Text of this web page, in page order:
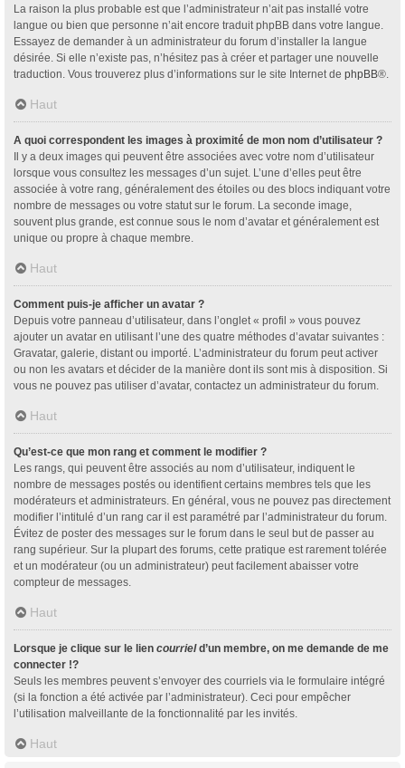
La raison la plus probable est que l’administrateur n’ait pas installé votre
langue ou bien que personne n’ait encore traduit phpBB dans votre langue.
Essayez de demander à un administrateur du forum d’installer la langue
désirée. Si elle n’existe pas, n’hésitez pas à créer et partager une nouvelle
traduction. Vous trouverez plus d’informations sur le site Internet de phpBB®.
Haut
A quoi correspondent les images à proximité de mon nom d’utilisateur ?
Il y a deux images qui peuvent être associées avec votre nom d’utilisateur
lorsque vous consultez les messages d’un sujet. L’une d’elles peut être
associée à votre rang, généralement des étoiles ou des blocs indiquant votre
nombre de messages ou votre statut sur le forum. La seconde image,
souvent plus grande, est connue sous le nom d’avatar et généralement est
unique ou propre à chaque membre.
Haut
Comment puis-je afficher un avatar ?
Depuis votre panneau d’utilisateur, dans l’onglet « profil » vous pouvez
ajouter un avatar en utilisant l’une des quatre méthodes d’avatar suivantes :
Gravatar, galerie, distant ou importé. L’administrateur du forum peut activer
ou non les avatars et décider de la manière dont ils sont mis à disposition. Si
vous ne pouvez pas utiliser d’avatar, contactez un administrateur du forum.
Haut
Qu’est-ce que mon rang et comment le modifier ?
Les rangs, qui peuvent être associés au nom d’utilisateur, indiquent le
nombre de messages postés ou identifient certains membres tels que les
modérateurs et administrateurs. En général, vous ne pouvez pas directement
modifier l’intitulé d’un rang car il est paramétré par l’administrateur du forum.
Évitez de poster des messages sur le forum dans le seul but de passer au
rang supérieur. Sur la plupart des forums, cette pratique est rarement tolérée
et un modérateur (ou un administrateur) peut facilement abaisser votre
compteur de messages.
Haut
Lorsque je clique sur le lien courrield’un membre, on me demande de me
connecter !?
Seuls les membres peuvent s’envoyer des courriels via le formulaire intégré
(si la fonction a été activée par l’administrateur). Ceci pour empêcher
l’utilisation malveillante de la fonctionnalité par les invités.
Haut